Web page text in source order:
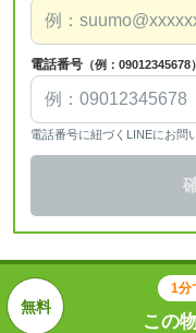
電話番号 （例：09012345678）
電話番号に紐づくLINEにお問
1分
この